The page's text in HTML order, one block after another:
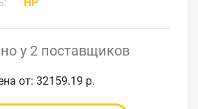
у 2 поставщиков
от: 32159.19 р.